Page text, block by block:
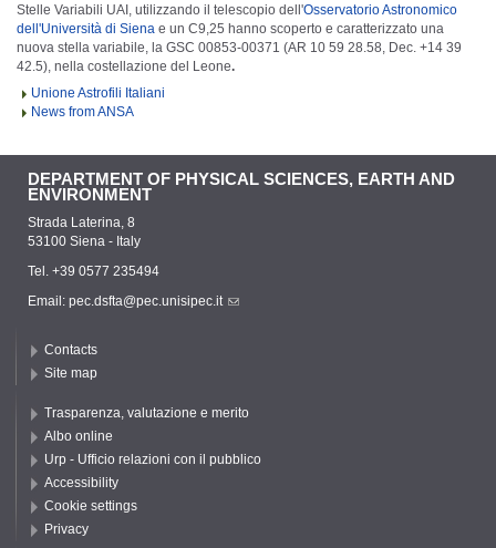
Stelle Variabili UAI, utilizzando il telescopio dell'Osservatorio Astronomico
dell'Università di Siena e un C9,25 hanno scoperto e caratterizzato una
nuova stella variabile, la GSC 00853-00371 (AR 10 59 28.58, Dec. +14 39
42.5), nella costellazione del Leone.
Unione Astrofili Italiani
News from ANSA
DEPARTMENT OF PHYSICAL SCIENCES, EARTH AND
ENVIRONMENT
Strada Laterina, 8
53100 Siena - Italy
Tel. +39 0577 235494
Email: pec.dsfta@pec.unisipec.it
Contacts
Site map
Trasparenza, valutazione e merito
Albo online
Urp - Ufficio relazioni con il pubblico
Accessibility
Cookie settings
Privacy